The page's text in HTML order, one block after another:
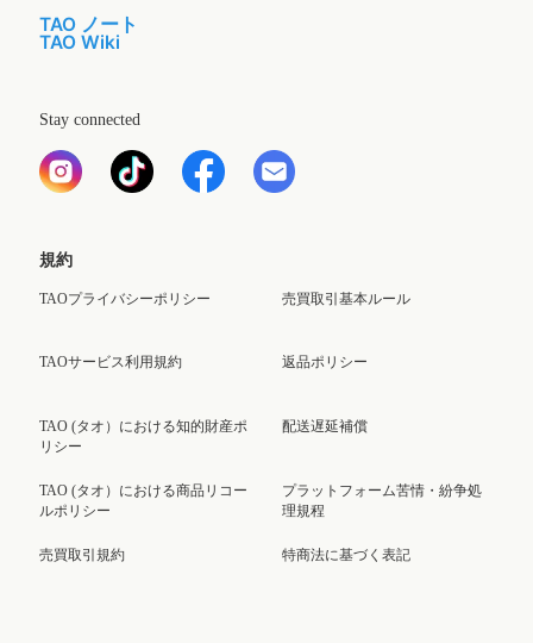
TAO ノート
TAO Wiki
Stay connected
規約
TAOプライバシーポリシー
TAOサービス利用規約
TAO (タオ）における知的財産ポ
リシー
TAO (タオ）における商品リコー
ルポリシー
売買取引規約
売買取引基本ルール
返品ポリシー
配送遅延補償
プラットフォーム苦情・紛争処
理規程
特商法に基づく表記